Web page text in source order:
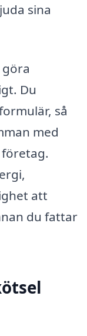
sina
Du
så
med
att
du fattar